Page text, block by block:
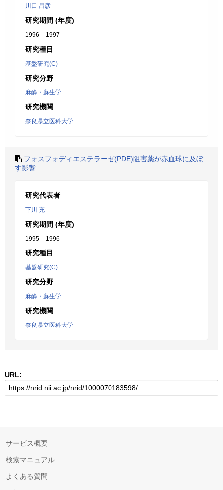
川口 昌彦
研究期間 (年度)
1996 – 1997
研究種目
基盤研究(C)
研究分野
麻酔・蘇生学
研究機関
奈良県立医科大学
フォスフォディエステラーゼ(PDE)阻害薬が赤血球に及ぼ
す影響
研究代表者
下川 充
研究期間 (年度)
1995 – 1996
研究種目
基盤研究(C)
研究分野
麻酔・蘇生学
研究機関
奈良県立医科大学
URL:
サービス概要
検索マニュアル
よくある質問